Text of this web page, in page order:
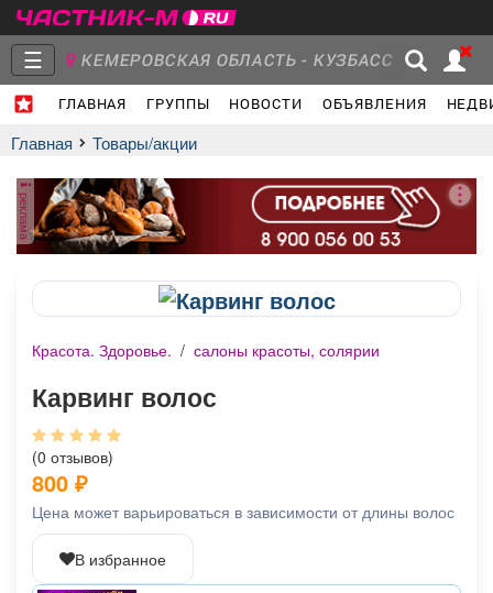
☰ КЕМЕРОВСКАЯ ОБЛАСТЬ - КУЗБАСС
ГЛАВНАЯ ГРУППЫ НОВОСТИ ОБЪЯВЛЕНИЯ
Главная
Объявления Недвижимость Услуги
Афиша
Главная Товары/акции
реклама
Красота. Здоровье. / салоны красоты, солярии
Карвинг волос
(0 отзывов)
800 ₽
Цена может варьироваться в зависимости от длины волос
В избранное